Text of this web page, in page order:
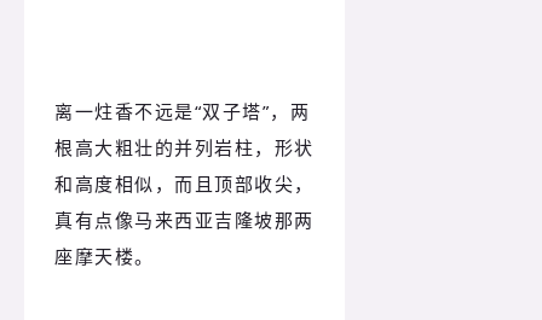
离一炷香不远是“双子塔”，两
根高大粗壮的并列岩柱，形状
和高度相似，而且顶部收尖，
真有点像马来西亚吉隆坡那两
座摩天楼。